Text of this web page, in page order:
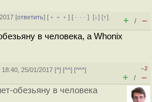
[ответить] [ ﹢﹢﹢] [ · · ·][↓] [↑]
+ / –
в человека, а Whonix
18:40, 25/01/2017 [^] [^^] [^^^]
–2
+ / –
обезьяну в человека